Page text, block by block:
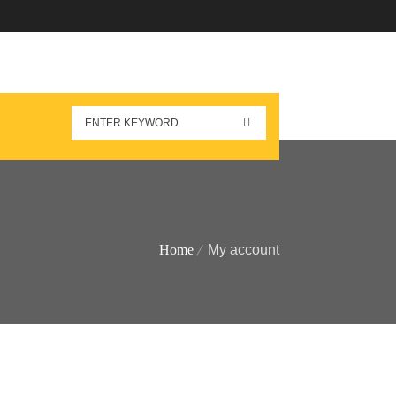
Home My account